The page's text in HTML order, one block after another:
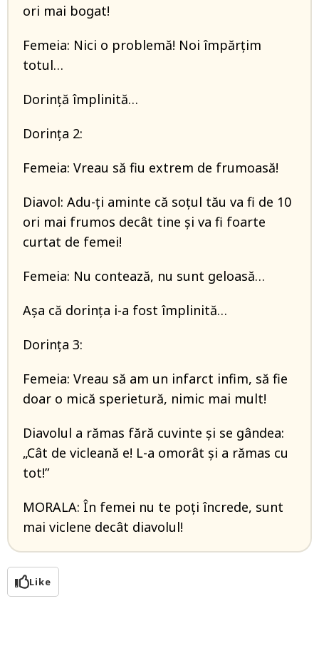
ori mai bogat!
Femeia: Nici o problemă! Noi împărțim
totul…
Dorință împlinită…
Dorința 2:
Femeia: Vreau să fiu extrem de frumoasă!
Diavol: Adu-ți aminte că soțul tău va fi de 10
ori mai frumos decât tine și va fi foarte
curtat de femei!
Femeia: Nu contează, nu sunt geloasă…
Așa că dorința i-a fost împlinită…
Dorința 3:
Femeia: Vreau să am un infarct infim, să fie
doar o mică sperietură, nimic mai mult!
Diavolul a rămas fără cuvinte și se gândea:
„Cât de vicleană e! L-a omorât și a rămas cu
tot!”
MORALA: În femei nu te poți încrede, sunt
mai viclene decât diavolul!
Like